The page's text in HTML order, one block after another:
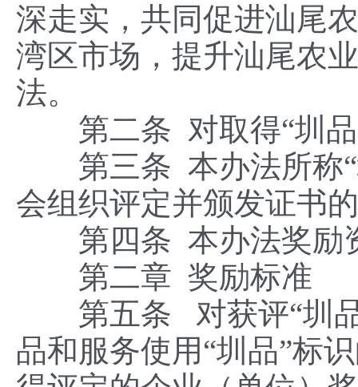
深走实，共同促进汕尾
湾区市场，提升汕尾农
法。
第二条 对取得“圳品
第三条 本办法所称“
会组织评定并颁发证书
第四条 本办法奖励资
第二章 奖励标准
第五条 对获评“圳品”
品和服务使用“圳品”标